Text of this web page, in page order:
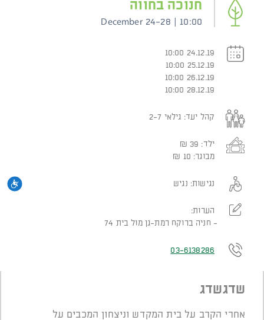
חנוכה בחווה
December 24-28 | 10:00
24.12.19 10:00
25.12.19 10:00
26.12.19 10:00
28.12.19 10:00
קהל יעד: גילאי 2-7
ילד:
₪
מבוגר:
₪
נגישות: נגיש
הערות:
חניה ברוקח רמת-גן מול בית 74
03-6138286
שדגשדג
אחרי הקרב על בית המקדש וניצחון המכבים על